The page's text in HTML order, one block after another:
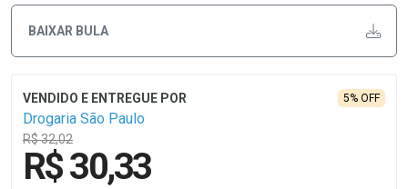
BAIXAR BULA
Drogaria São Paulo
R$ 32,02
5% OFF
R$ 30,33